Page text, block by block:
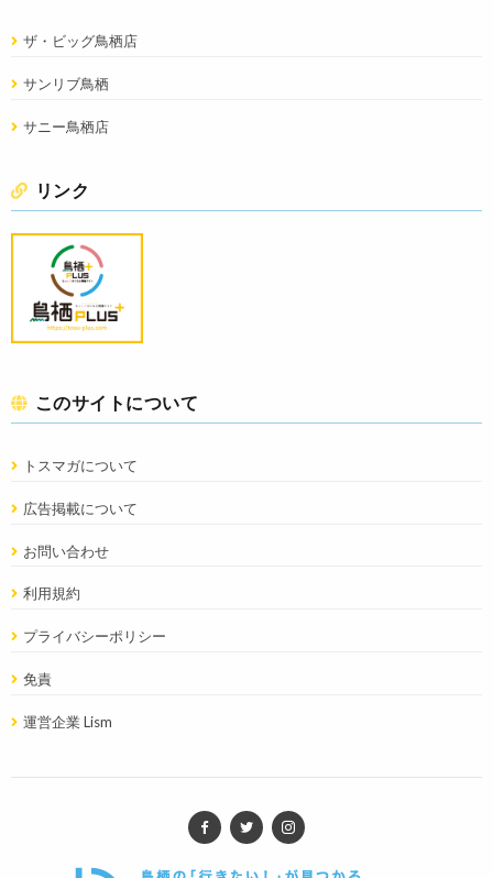
ザ・ビッグ鳥栖店
サンリブ鳥栖
サニー鳥栖店
リンク
このサイトについて
トスマガについて
広告掲載について
お問い合わせ
利用規約
プライバシーポリシー
免責
運営企業 Lism